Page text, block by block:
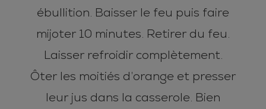
ébullition. Baisser le feu puis faire
mijoter 10 minutes. Retirer du feu.
Laisser refroidir complètement.
Ôter les moitiés d’orange et presser
leur jus dans la casserole. Bien